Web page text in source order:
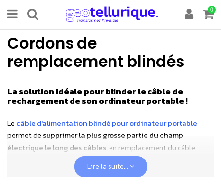
0
Cordons de
remplacement blindés
La solution idéale pour blinder le câble de
rechargement de son ordinateur portable !
Le câble d'alimentation blindé pour ordinateur portable
permet de supprimer la plus grosse partie du champ
électrique le long des câbles, en remplacement du câble
équivalent non blindé. A la base conçue pour les câbles de
remplacements informatiques pour les tours fixes et surtout
Lire la suite...